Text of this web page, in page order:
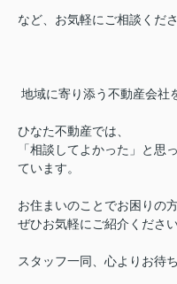
など、お気軽にご相談くださ
地域に寄り添う不動産会社
ひなた不動産では、
「相談してよかった」と思
ています。
お住まいのことでお困りの
ぜひお気軽にご紹介ください
スタッフ一同、心よりお待